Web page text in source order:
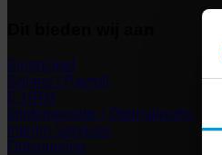
Financieel
Salaris | Payroll
E-HRM
Implementatie | Optimalisatie
Interim Services
Outsourcing